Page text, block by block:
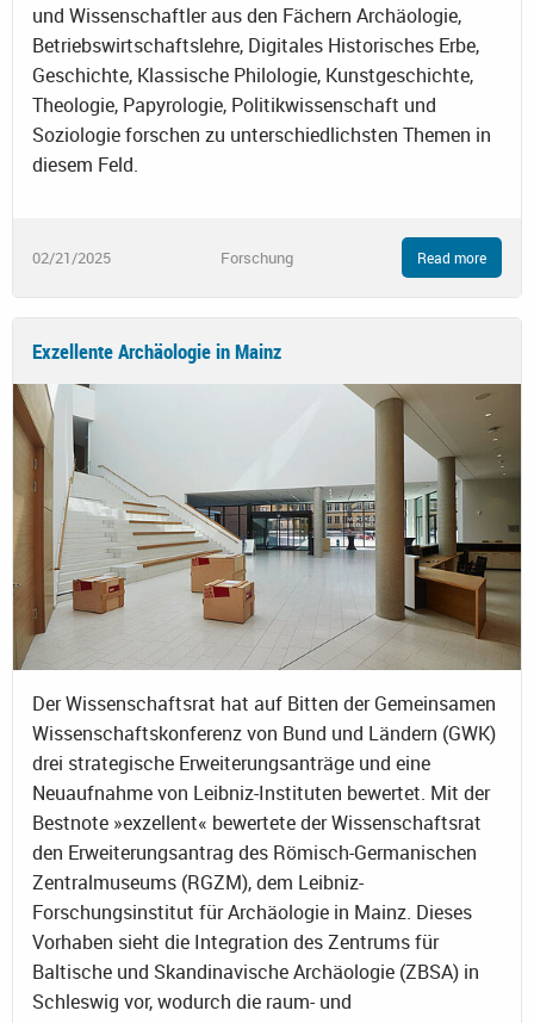
und Wissenschaftler aus den Fächern Archäologie,
Betriebswirtschaftslehre, Digitales Historisches Erbe,
Geschichte, Klassische Philologie, Kunstgeschichte,
Theologie, Papyrologie, Politikwissenschaft und
Soziologie forschen zu unterschiedlichsten Themen in
diesem Feld.
02/21/2025 Forschung Read more
Exzellente Archäologie in Mainz
Der Wissenschaftsrat hat auf Bitten der Gemeinsamen
Wissenschaftskonferenz von Bund und Ländern (GWK)
drei strategische Erweiterungsanträge und eine
Neuaufnahme von Leibniz-Instituten bewertet. Mit der
Bestnote »exzellent« bewertete der Wissenschaftsrat
den Erweiterungsantrag des Römisch-Germanischen
Zentralmuseums (RGZM), dem Leibniz-
Forschungsinstitut für Archäologie in Mainz. Dieses
Vorhaben sieht die Integration des Zentrums für
Baltische und Skandinavische Archäologie (ZBSA) in
Schleswig vor, wodurch die raum- und